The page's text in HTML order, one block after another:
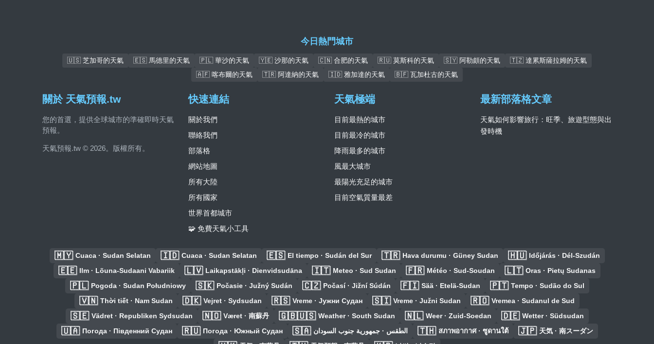
今日熱門城市
🇺🇸 芝加哥的天氣 🇪🇸 馬德里的天氣 🇵🇱 華沙的天氣 🇾🇪 沙那的天氣 🇨🇳 合肥的天氣 🇷🇺 莫斯科的天氣 🇸🇾 阿勒頗的天氣
🇹🇿 達累斯薩拉姆的天氣
🇦🇫 喀布爾的天氣
🇹🇷 阿達納的天氣 🇮🇩 雅加達的天氣 🇧🇫 瓦加杜古的天氣
關於 天氣預報.tw
您的首選，提供全球城市的準確即時天氣
預報。
天氣預報.tw © 2026。版權所有。
快速連結
關於我們
聯絡我們
部落格
網站地圖
所有大陸
所有國家
世界首都城市
🧩 免費天氣小工具
天氣極端
目前最熱的城市
目前最冷的城市
降雨最多的城市
風最大城市
最陽光充足的城市
目前空氣質量最差
最新部落格文章
天氣如何影響旅行：旺季、旅遊型態與出
發時機
🇲🇾 Cuaca · Sudan Selatan 🇮🇩 Cuaca · Sudan Selatan 🇪🇸 El tiempo · Sudán del Sur 🇹🇷 Hava durumu · Güney Sudan 🇭🇺 Időjárás · Dél-Szudán
🇪🇪 Ilm · Lõuna-Sudaani Vabariik 🇱🇻 Laikapstākļi · Dienvidsudāna 🇮🇹 Meteo · Sud Sudan 🇫🇷 Météo · Sud-Soudan 🇱🇹 Oras · Pietų Sudanas
🇵🇱 Pogoda · Sudan Południowy 🇸🇰 Počasie · Južný Sudán 🇨🇿 Počasí · Jižní Súdán 🇫🇮 Sää · Etelä-Sudan 🇵🇹 Tempo · Sudão do Sul
🇻🇳 Thời tiết · Nam Sudan 🇩🇰 Vejret · Sydsudan 🇷🇸 Vreme · Јужни Судан 🇸🇮 Vreme · Južni Sudan 🇷🇴 Vremea · Sudanul de Sud
🇸🇪 Vädret · Republiken Sydsudan 🇳🇴 Været · 南蘇丹 🇬🇧🇺🇸 Weather · South Sudan 🇳🇱 Weer · Zuid-Soedan 🇩🇪 Wetter · Südsudan
🇺🇦 Погода · Південний Судан 🇷🇺 Погода · Южный Судан 🇸🇦 الطقس · جمهورية جنوب السودان 🇹🇭 สภาพอากาศ · ซูดานใต้ 🇯🇵 天気 · 南スーダン